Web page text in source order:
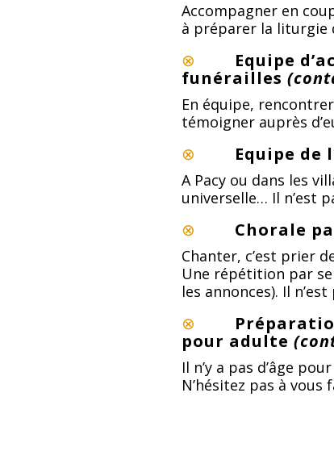
Accompagner en
à préparer la liturgie
⊗
Equipe
funérailles
En équipe,
témoigner auprès
⊗ Equipe
A Pacy ou dans les
universelle… Il n’est
⊗ Chorale
Chanter, c’est prier
Une répétition par
les annonces). Il
⊗
pour adulte
Il n’y a pas d’âge
N’hésitez pas à